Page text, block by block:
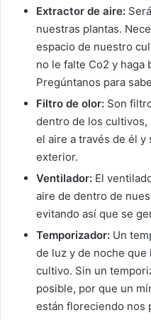
Extractor de aire:
nuestras plantas.
espacio de nuestro
no le falte Co2 y haga
Pregúntanos para
Filtro de olor: Son
dentro de los cultivos,
el aire a través de él y
exterior.
Ventilador: El
aire de dentro de
evitando así que se
Temporizador: Un
de luz y de noche
cultivo. Sin un
posible, por que un
están floreciendo nos